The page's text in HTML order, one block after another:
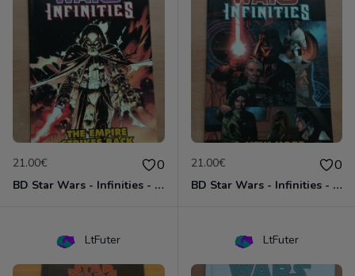
21.00€ 0
BD Star Wars - Infinities - The Empire Strike Back (VO)
21.00€ 0
BD Star Wars - Infinities - A New Hope (VO)
LtFuter LtFuter